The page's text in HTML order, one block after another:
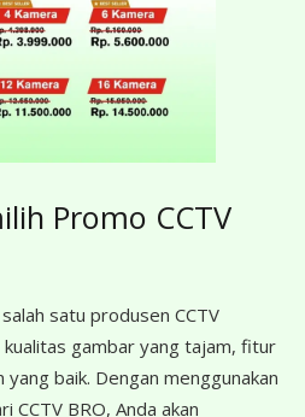
Promo CCTV
satu produsen CCTV
gambar yang tajam, fitur
baik. Dengan menggunakan
CCTV BRO, Anda akan